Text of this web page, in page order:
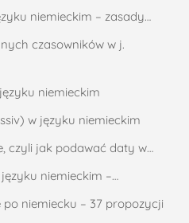
niemieckim – zasady…
czasowników w j.
niemieckim
w języku niemieckim
czyli jak podawać daty w…
niemieckim –…
niemiecku – 37 propozycji